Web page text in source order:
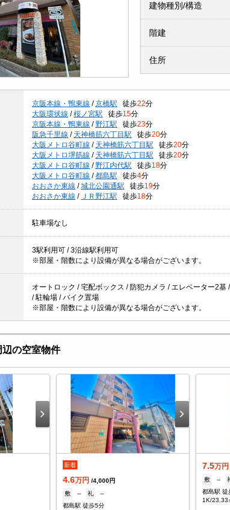
建物種別/構造
階建
住所
京阪本線・鴨東線 / 京橋駅 徒歩22分
大阪環状線 / 桜ノ宮駅 徒歩15分
京阪本線・鴨東線 / 野江駅 徒歩23分
阪急千里線 / 天神橋筋六丁目駅 徒歩20分
大阪メトロ谷町線 / 天神橋筋六丁目駅 徒歩20分
大阪メトロ堺筋線 / 天神橋筋六丁目駅 徒歩20分
大阪メトロ谷町線 / 野江内代駅 徒歩18分
大阪メトロ谷町線 / 都島駅 徒歩4分
おおさか東線 / 城北公園通駅 徒歩19分
おおさか東線 / ＪＲ野江駅 徒歩18分
駐車場なし
3駅利用可 / 3沿線駅利用可
※部屋・階数により設備が異なる場合がございます。
オートロック / 宅配ボックス / 防犯カメラ / エレベーター2
/ 駐輪場 / バイク置場
※部屋・階数により設備が異なる場合がございます。
の空室物件
新着
4.6万円 /4,000円
敷
-- 礼
--
都島駅 徒歩5分
7.5万円
敷
--
都島駅 徒
1K/23.33